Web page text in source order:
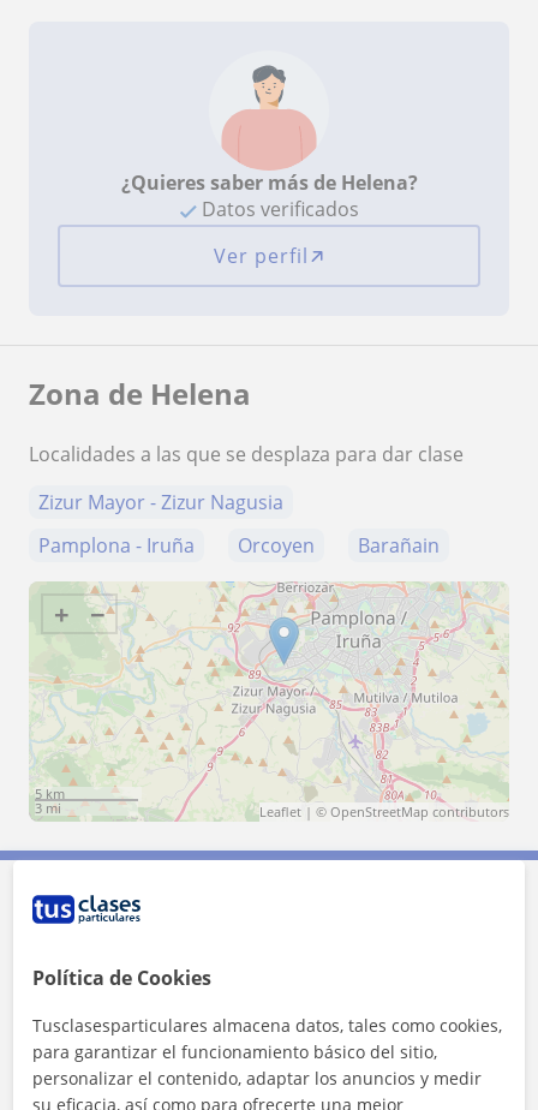
¿Quieres saber más de Helena?
Datos verificados
Ver perfil
Zona de Helena
Localidades a las que se desplaza para dar clase
Zizur Mayor - Zizur Nagusia
Pamplona - Iruña
Orcoyen Barañain
+ −
5 km
3 mi
Leaflet | © OpenStreetMap contributors
Contacta con Helena
Tarifa
Política de Cookies
Tusclasesparticulares almacena datos, tales como cookies,
para garantizar el funcionamiento básico del sitio,
personalizar el contenido, adaptar los anuncios y medir
su eficacia, así como para ofrecerte una mejor